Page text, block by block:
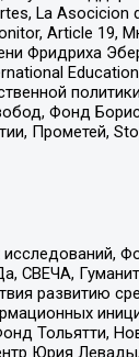
La Asocicion
Article 19,
Фридриха
Фонд
Прометей,
исследований,
СВЕЧА,
развитию
Тольятти,
Юрия